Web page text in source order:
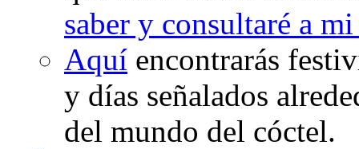
saber y consultaré a
Aquí encontrarás
y días señalados
del mundo del cóctel.